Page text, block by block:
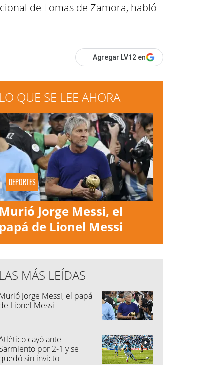
de Lomas de Zamora, habló
Agregar LV12 en
LO QUE SE LEE AHORA
DEPORTES
Murió Jorge Messi, el
de Lionel Messi
LAS MÁS LEÍDAS
Jorge Messi, el papá
Lionel Messi
cayó ante
por 2-1 y se
sin invicto